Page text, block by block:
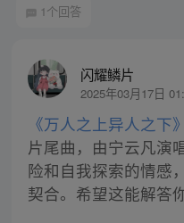
1个回答
闪耀鳞片
2025年03月17日
《万人之上异人之下》
片尾曲，由宁云凡演
险和自我探索的情感
契合。希望这能解答